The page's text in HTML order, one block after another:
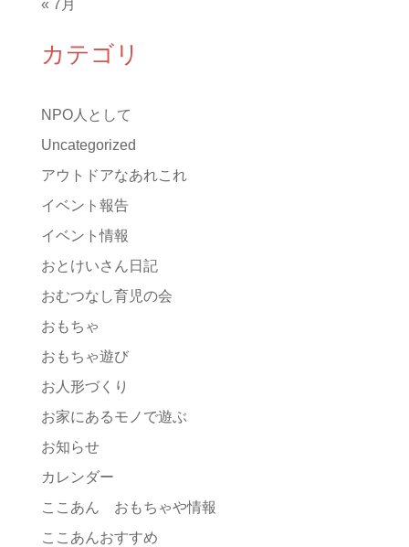
« 7月
カテゴリ
NPO人として
Uncategorized
アウトドアなあれこれ
イベント報告
イベント情報
おとけいさん日記
おむつなし育児の会
おもちゃ
おもちゃ遊び
お人形づくり
お家にあるモノで遊ぶ
お知らせ
カレンダー
ここあん おもちゃや情報
ここあんおすすめ